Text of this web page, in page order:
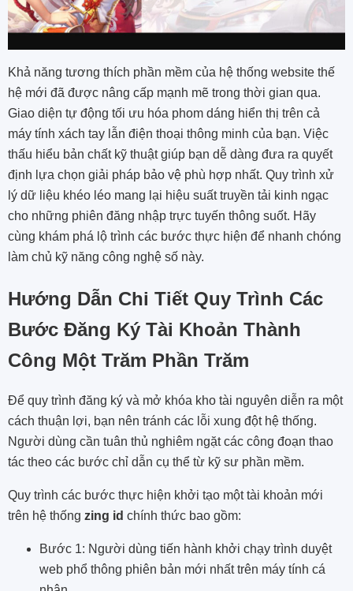
Khả năng tương thích phần mềm của hệ thống website thế
hệ mới đã được nâng cấp mạnh mẽ trong thời gian qua.
Giao diện tự động tối ưu hóa phom dáng hiển thị trên cả
máy tính xách tay lẫn điện thoại thông minh của bạn. Việc
thấu hiểu bản chất kỹ thuật giúp bạn dễ dàng đưa ra quyết
định lựa chọn giải pháp bảo vệ phù hợp nhất. Quy trình xử
lý dữ liệu khéo léo mang lại hiệu suất truyền tải kinh ngạc
cho những phiên đăng nhập trực tuyến thông suốt. Hãy
cùng khám phá lộ trình các bước thực hiện để nhanh chóng
làm chủ kỹ năng công nghệ số này.
Hướng Dẫn Chi Tiết Quy Trình Các
Bước Đăng Ký Tài Khoản Thành
Công Một Trăm Phần Trăm
Để quy trình đăng ký và mở khóa kho tài nguyên diễn ra một
cách thuận lợi, bạn nên tránh các lỗi xung đột hệ thống.
Người dùng cần tuân thủ nghiêm ngặt các công đoạn thao
tác theo các bước chỉ dẫn cụ thể từ kỹ sư phần mềm.
Quy trình các bước thực hiện khởi tạo một tài khoản mới
trên hệ thống zing id chính thức bao gồm:
Bước 1: Người dùng tiến hành khởi chạy trình duyệt
web phổ thông phiên bản mới nhất trên máy tính cá